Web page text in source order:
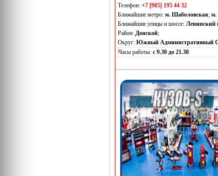
Телефон: +7 [985] 195 44 32
Ближайшие метро: м. Шаболовская; м.
Ближайшие улицы и шоссе: Ленинский
Район: Донской;
Округ: Южный Административный
Часы работы: с 9.30 до 21.30